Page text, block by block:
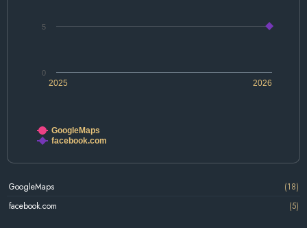
2025 2026
0
5
GoogleMaps
facebook.com
GoogleMaps
(18)
facebook.com
(5)